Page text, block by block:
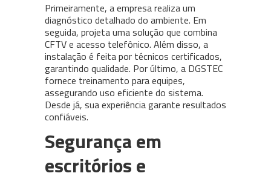
Primeiramente, a empresa realiza um
diagnóstico detalhado do ambiente. Em
seguida, projeta uma solução que combina
CFTV e acesso telefônico. Além disso, a
instalação é feita por técnicos certificados,
garantindo qualidade. Por último, a DGSTEC
fornece treinamento para equipes,
assegurando uso eficiente do sistema.
Desde já, sua experiência garante resultados
confiáveis.
Segurança em
escritórios e